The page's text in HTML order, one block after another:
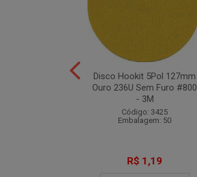
Disco Hookit 5Pol 127mm
Ouro 236U Sem Furo #800
- 3M
Código: 3425
Embalagem: 50
R$ 1,19